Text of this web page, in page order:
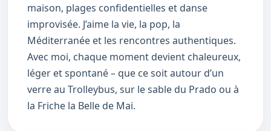
maison, plages confidentielles et danse
improvisée. J’aime la vie, la pop, la
Méditerranée et les rencontres authentiques.
Avec moi, chaque moment devient chaleureux,
léger et spontané – que ce soit autour d’un
verre au Trolleybus, sur le sable du Prado ou à
la Friche la Belle de Mai.